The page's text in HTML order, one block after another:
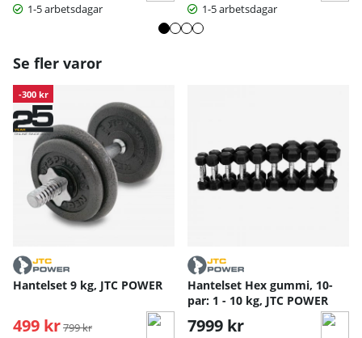
1-5 arbetsdagar 1-5 arbetsdagar
Se fler varor
-300 kr
Hantelset 9 kg, JTC POWER
499 krOrdinarie pris:
799 kr
Hantelset Hex gummi, 10-
par: 1 - 10 kg, JTC POWER
7999 kr